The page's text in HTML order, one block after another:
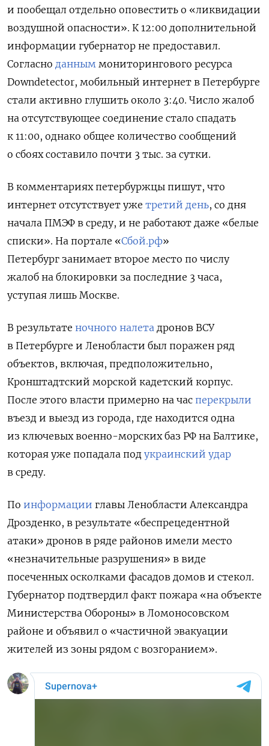
и пообещал отдельно оповестить о «ликвидации
воздушной опасности». К 12:00 дополнительной
информации губернатор не предоставил.
Согласно данным мониторингового ресурса
Downdetector, мобильный интернет в Петербурге
стали активно глушить около 3:40. Число жалоб
на отсутствующее соединение стало спадать
к 11:00, однако общее количество сообщений
о сбоях составило почти 3 тыс. за сутки.
В комментариях петербуржцы пишут, что
интернет отсутствует уже третий день, со дня
начала ПМЭФ в среду, и не работают даже «белые
списки». На портале «Сбой.рф»
Петербург занимает второе место по числу
жалоб на блокировки за последние 3 часа,
уступая лишь Москве.
В результате ночного налета дронов ВСУ
в Петербурге и Ленобласти был поражен ряд
объектов, включая, предположительно,
Кронштадтский морской кадетский корпус.
После этого власти примерно на час перекрыли
въезд и выезд из города, где находится одна
из ключевых военно-морских баз РФ на Балтике,
которая уже попадала под украинский удар
в среду.
По информации главы Ленобласти Александра
Дрозденко, в результате «беспрецедентной
атаки» дронов в ряде районов имели место
«незначительные разрушения» в виде
посеченных осколками фасадов домов и стекол.
Губернатор подтвердил факт пожара «на объекте
Министерства Обороны» в Ломоносовском
районе и объявил о «частичной эвакуации
жителей из зоны рядом с возгоранием».